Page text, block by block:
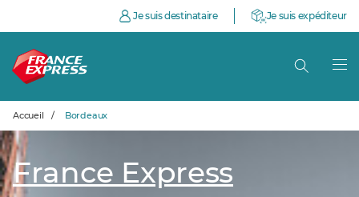
Je suis destinataire Je suis expéditeur
Accueil / Bordeaux
France Express